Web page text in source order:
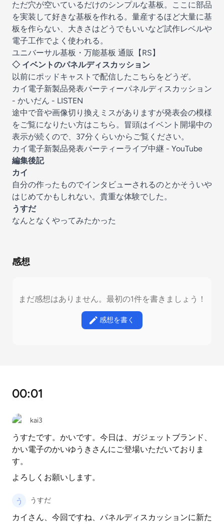
ただ穴が空いているだけのシンプルな基板。ここに部品
を実装して好きな基板を作れる。量産するほど大量に基
板を作らない、大きさはどうでもいいなど試作レベルや
電子工作でよく使われる。
ユニバーサル基板・万能基板 通販【RS】
◇ イベントのパネルディスカッション
以前にポッドキャストで配信したこちらをどうぞ。
カイ電子新製品発表パーティーパネルディスカッション
- かいだん - LISTEN
途中で音や画像切り換えミスがありますが発表会の模様
をご覧になりたい方はこちら。冒頭はイベント開場中の
表示が続くので、37分くらいからご覧ください。
カイ電子新製品発表パーティーライブ中継 - YouTube
編集後記
カイ
自分の作ったものでインタビューされるのとかそういや
はじめてかもしれない。貴重な体験でした。
うすだ
なんとなくやってみたかった
感想
まだ感想はありません。最初の1件を書きましょう！
感想を書く
00:01
kai3
うすたです。かいです。今日は、ガジェットブランド、
かい電子のかいゆうきさんにご登場いただいておりま
す。
よろしくお願いします。
うすだ
カイさん、今回ですね、パネルディスカッションに新た